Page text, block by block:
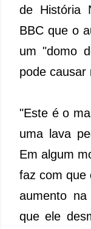
de História
BBC que o
um "domo
pode causar
"Este é o
uma lava
Em algum
faz com que
aumento
que ele